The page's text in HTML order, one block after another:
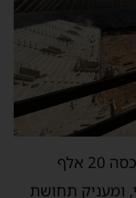
מעבר לכך, באצטדיון הותקן גג שיכסה 20 אלף
ומעניק תחושת